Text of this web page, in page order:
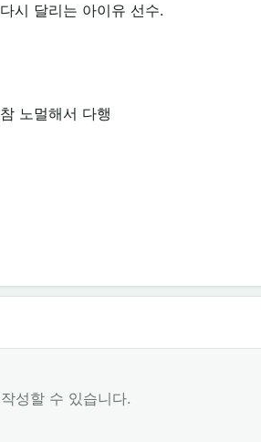
시 달리는 아이유 선수.
노멀해서 다행
성할 수 있습니다.